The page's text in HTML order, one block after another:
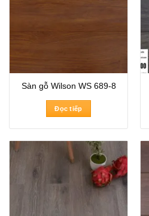
Sàn gỗ Wilson WS 689-8
Đọc tiếp